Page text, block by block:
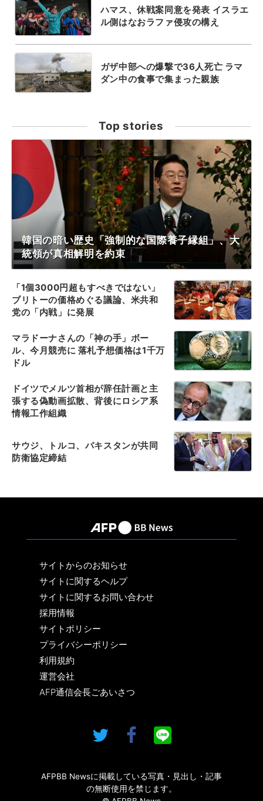
ハマス、休戦案同意を発表 イスラエ
ル側はなおラファ侵攻の構え
ガザ中部への爆撃で36人死亡 ラマ
ダン中の食事で集まった親族
Top stories
韓国の暗い歴史「強制的な国際養子縁組」、大
統領が真相解明を約束
「1個3000円超もすべきではない」
ブリトーの価格めぐる議論、米共和
党の「内戦」に発展
マラドーナさんの「神の手」ボー
ル、今月競売に 落札予想価格は1千万
ドル
ドイツでメルツ首相が辞任計画と主
張する偽動画拡散、背後にロシア系
情報工作組織
サウジ、トルコ、パキスタンが共同
防衛協定締結
サイトからのお知らせ
サイトに関するヘルプ
サイトに関するお問い合わせ
採用情報
サイトポリシー
プライバシーポリシー
利用規約
運営会社
AFP通信会長ごあいさつ
AFPBB Newsに掲載している写真・見出し・記事
の無断使用を禁じます。